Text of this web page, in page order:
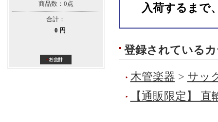
商品数：0点
合計：
0 円
入荷するまで
登録されている
木管楽器 > サッ
【通販限定】 直